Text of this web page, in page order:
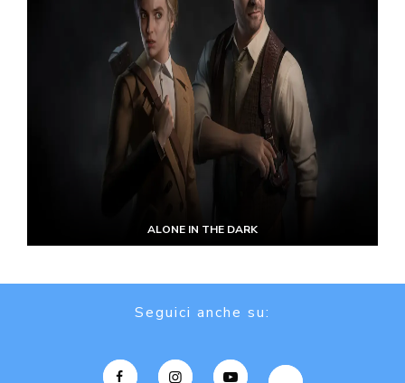
ALONE IN THE DARK
Seguici anche su: